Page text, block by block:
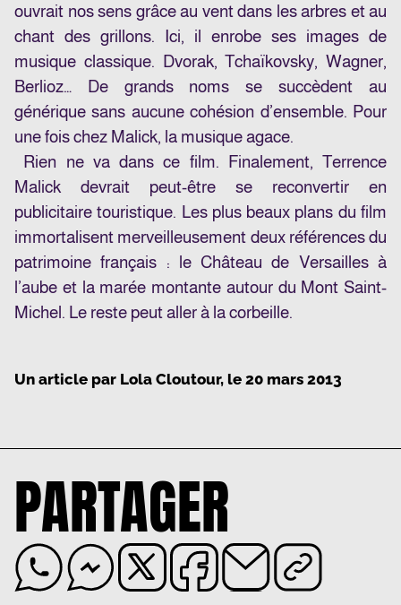
ouvrait nos sens grâce au vent dans les arbres et au
chant des grillons. Ici, il enrobe ses images de
musique classique. Dvorak, Tchaïkovsky, Wagner,
Berlioz… De grands noms se succèdent au
générique sans aucune cohésion d’ensemble. Pour
une fois chez Malick, la musique agace.
Rien ne va dans ce film. Finalement, Terrence
Malick devrait peut-être se reconvertir en
publicitaire touristique. Les plus beaux plans du film
immortalisent merveilleusement deux références du
patrimoine français : le Château de Versailles à
l’aube et la marée montante autour du Mont Saint-
Michel. Le reste peut aller à la corbeille.
Un article par Lola Cloutour, le 20 mars 2013
PARTAGER